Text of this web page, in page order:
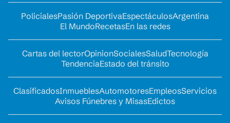
PolicialesPasión DeportivaEspectáculosArgentina
El MundoRecetasEn las redes
Cartas del lectorOpinionSocialesSaludTecnología
TendenciaEstado del tránsito
ClasificadosInmueblesAutomotoresEmpleosServicios
Avisos Fúnebres y MisasEdictos